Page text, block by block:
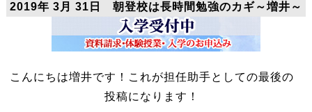
2019年 3月 31日 朝登校は長時間勉強のカギ～増井～
こんにちは増井です！これが担任助手としての最後の
投稿になります！